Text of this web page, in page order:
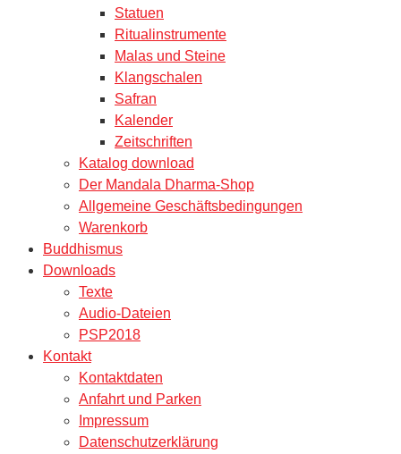
Statuen
Ritualinstrumente
Malas und Steine
Klangschalen
Safran
Kalender
Zeitschriften
Katalog download
Der Mandala Dharma-Shop
Allgemeine Geschäftsbedingungen
Warenkorb
Buddhismus
Downloads
Texte
Audio-Dateien
PSP2018
Kontakt
Kontaktdaten
Anfahrt und Parken
Impressum
Datenschutzerklärung